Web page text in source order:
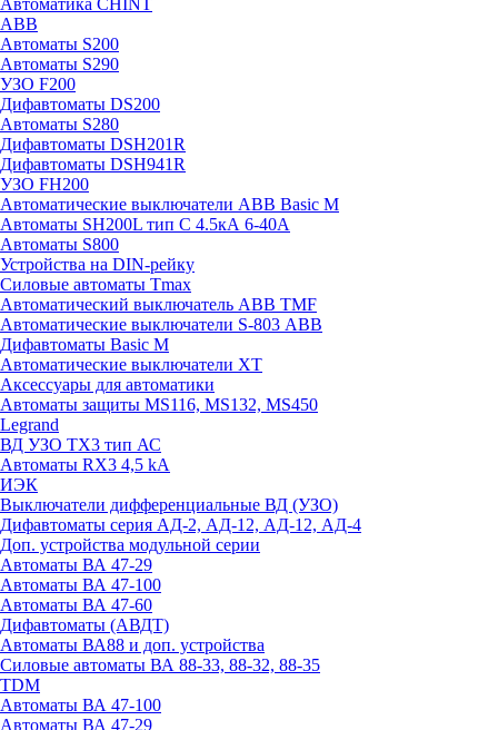
Автоматика CHINT
ABB
Автоматы S200
Автоматы S290
УЗО F200
Дифавтоматы DS200
Автоматы S280
Дифавтоматы DSH201R
Дифавтоматы DSH941R
УЗО FH200
Автоматические выключатели ABB Basic M
Автоматы SH200L тип С 4.5кА 6-40А
Автоматы S800
Устройства на DIN-рейку
Силовые автоматы Tmax
Автоматический выключатель ABB TMF
Автоматические выключатели S-803 АВВ
Дифавтоматы Basic M
Автоматические выключатели XT
Аксессуары для автоматики
Автоматы защиты MS116, MS132, MS450
Legrand
ВД УЗО TX3 тип АС
Автоматы RX3 4,5 kA
ИЭК
Выключатели дифференциальные ВД (УЗО)
Дифавтоматы серия АД-2, АД-12, АД-12, АД-4
Доп. устройства модульной серии
Автоматы ВА 47-29
Автоматы ВА 47-100
Автоматы ВА 47-60
Дифавтоматы (АВДТ)
Автоматы ВА88 и доп. устройства
Силовые автоматы ВА 88-33, 88-32, 88-35
TDM
Автоматы ВА 47-100
Автоматы ВА 47-29